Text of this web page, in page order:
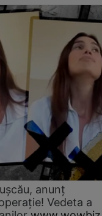
anunț
Vedeta a